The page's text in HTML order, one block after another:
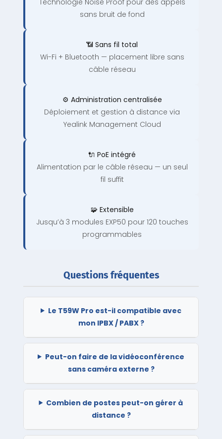
sans bruit de fond
📶 Sans fil total
Wi-Fi + Bluetooth — placement libre sans
câble réseau
⚙️ Administration centralisée
Déploiement et gestion à distance via
Yealink Management Cloud
🔌 PoE intégré
Alimentation par le câble réseau — un seul
fil suffit
🧩 Extensible
Jusqu’à 3 modules EXP50 pour 120 touches
programmables
Questions fréquentes
Le T59W Pro est-il compatible avec
mon IPBX / PABX ?
Peut-on faire de la vidéoconférence
sans caméra externe ?
Combien de postes peut-on gérer à
distance ?